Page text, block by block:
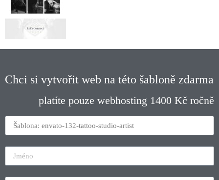
Chci si vytvořit web na této šabloně zdarma
platíte pouze webhosting 1400 Kč ročně